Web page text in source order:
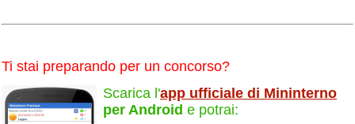
Ti stai preparando per un concorso?
Scarica l'app ufficiale di Mininterno
per Android e potrai: